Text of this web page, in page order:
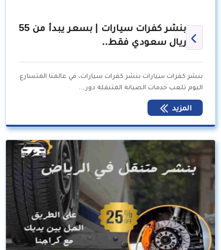
بنشر كفرات سيارات | بسعر يبدأ من 55
ريال سعودي فقط..
بنشر كفرات سيارات بنشر كفرات سيارات، في عالمنا المتسارع
اليوم تلعب خدمات الصيانة المتنقلة دور…
المزيد